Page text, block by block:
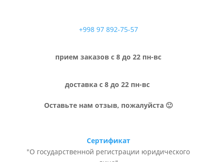
+998 97 892-75-57
прием заказов с 8 до 22 пн-вс
доставка с 8 до 22 пн-вс
Оставьте нам отзыв, пожалуйста 🙂
Сертификат
"О государственной регистрации юридического